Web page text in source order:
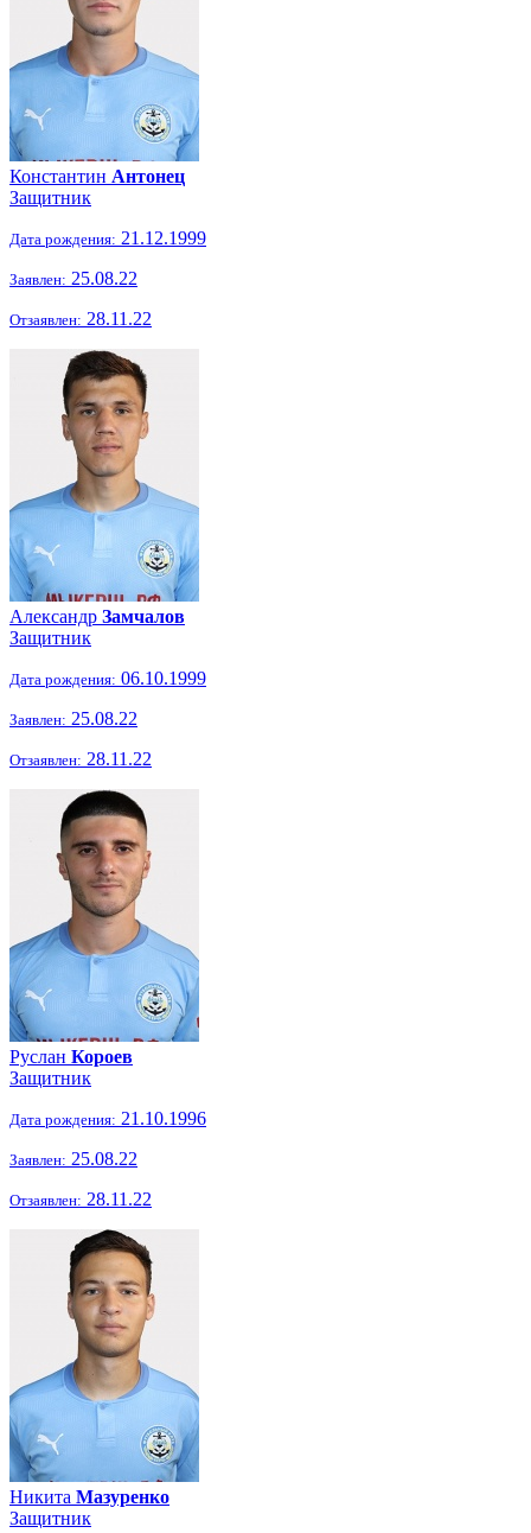
Константин Антонец
Защитник
Дата рождения: 21.12.1999
Заявлен: 25.08.22
Отзаявлен: 28.11.22
Александр Замчалов
Защитник
Дата рождения: 06.10.1999
Заявлен: 25.08.22
Отзаявлен: 28.11.22
Руслан Короев
Защитник
Дата рождения: 21.10.1996
Заявлен: 25.08.22
Отзаявлен: 28.11.22
Никита Мазуренко
Защитник